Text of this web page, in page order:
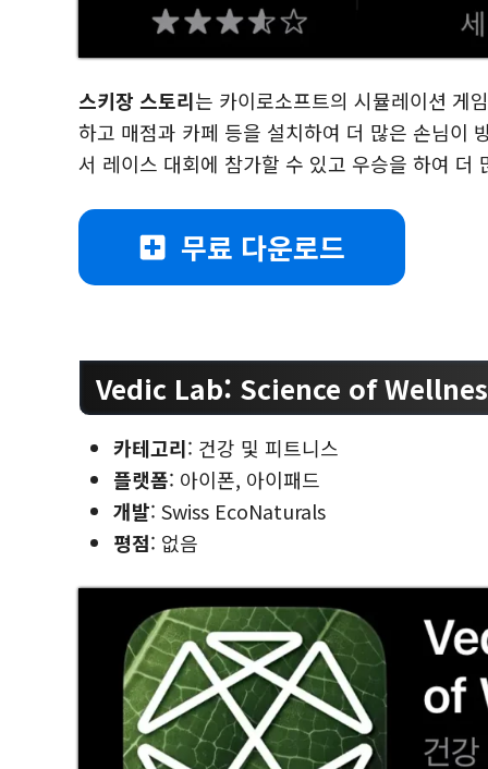
스키장 스토리는 카이로소프트의 시뮬레이션 게
하고 매점과 카페 등을 설치하여 더 많은 손님이
서 레이스 대회에 참가할 수 있고 우승을 하여 더
무료 다운로드
Vedic Lab: Science of
카테고리: 건강 및 피트니스
플랫폼: 아이폰, 아이패드
개발: Swiss EcoNaturals
평점: 없음